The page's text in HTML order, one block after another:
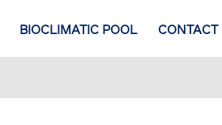
BIOCLIMATIC POOL CONTACT